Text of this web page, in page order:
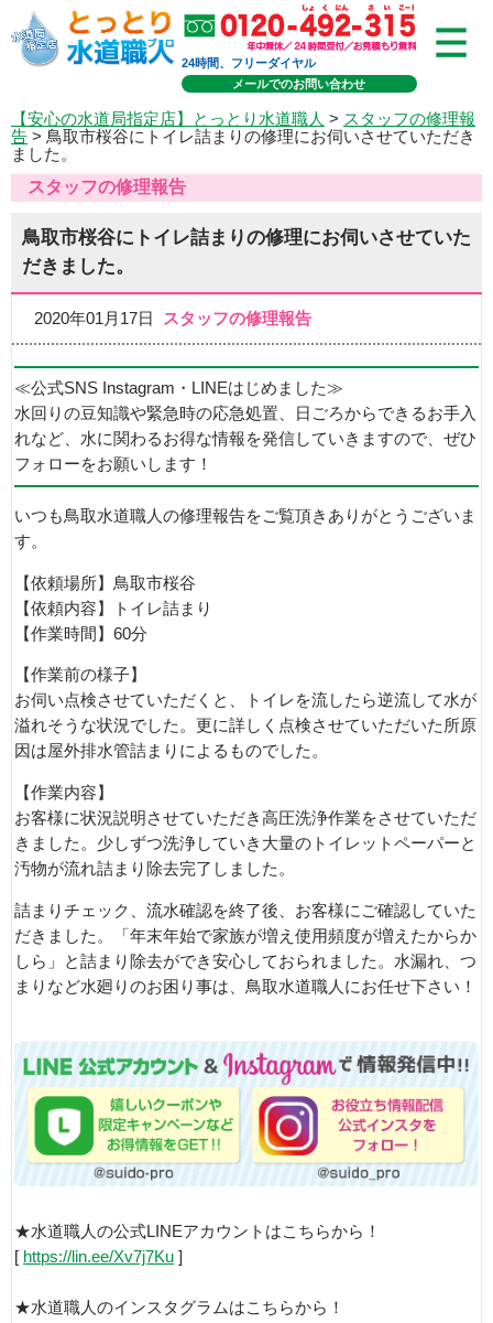
24時間、フリーダイヤル
メールでのお問い合わせ
【安心の水道局指定店】とっとり水道職人 > スタッフの修理報
告 > 鳥取市桜谷にトイレ詰まりの修理にお伺いさせていただき
ました。
スタッフの修理報告
鳥取市桜谷にトイレ詰まりの修理にお伺いさせていた
だきました。
2020年01月17日 スタッフの修理報告
≪公式SNS Instagram・LINEはじめました≫
水回りの豆知識や緊急時の応急処置、日ごろからできるお手入
れなど、水に関わるお得な情報を発信していきますので、ぜひ
フォローをお願いします！
いつも鳥取水道職人の修理報告をご覧頂きありがとうございま
す。
【依頼場所】鳥取市桜谷
【依頼内容】トイレ詰まり
【作業時間】60分
【作業前の様子】
お伺い点検させていただくと、トイレを流したら逆流して水が
溢れそうな状況でした。更に詳しく点検させていただいた所原
因は屋外排水管詰まりによるものでした。
【作業内容】
お客様に状況説明させていただき高圧洗浄作業をさせていただ
きました。少しずつ洗浄していき大量のトイレットペーパーと
汚物が流れ詰まり除去完了しました。
詰まりチェック、流水確認を終了後、お客様にご確認していた
だきました。「年末年始で家族が増え使用頻度が増えたからか
しら」と詰まり除去ができ安心しておられました。水漏れ、つ
まりなど水廻りのお困り事は、鳥取水道職人にお任せ下さい！
★水道職人の公式LINEアカウントはこちらから！
[ https://lin.ee/Xv7j7Ku ]
★水道職人のインスタグラムはこちらから！